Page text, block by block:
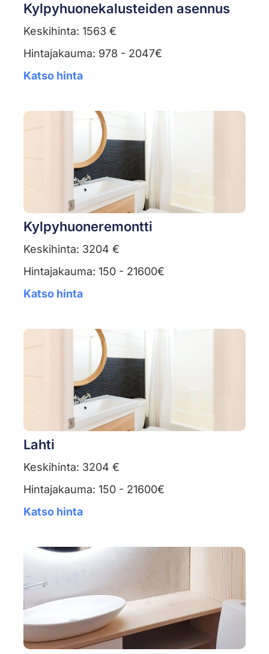
Kylpyhuonekalusteiden asennus
Keskihinta: 1563 €
Hintajakauma: 978 - 2047€
Katso hinta
Kylpyhuoneremontti
Keskihinta: 3204 €
Hintajakauma: 150 - 21600€
Katso hinta
Lahti
Keskihinta: 3204 €
Hintajakauma: 150 - 21600€
Katso hinta